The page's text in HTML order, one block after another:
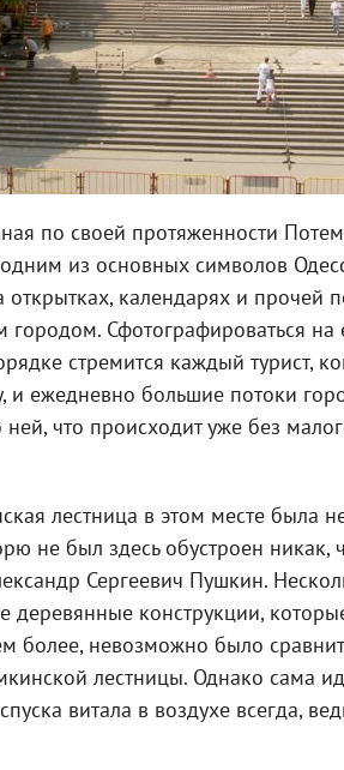
по своей протяженности
одним из основных символов
открытках, календарях и прочей
городом. Сфотографироваться на
стремится каждый турист,
и ежедневно большие потоки
что происходит уже без
лестница в этом месте была
не был здесь обустроен никак,
Сергеевич Пушкин.
деревянные конструкции,
более, невозможно было
лестницы. Однако сама
витала в воздухе всегда,